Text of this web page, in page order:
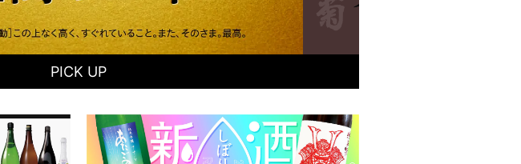
PICK UP